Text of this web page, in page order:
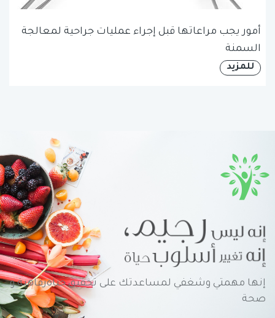
أمور يجب مراعاتها قبل إجراء عمليات جراحية لمعالجة
السمنة
للمزيد
إنها مهمتي وشغفي لمساعدتك على تحقيق حياةرفاهية و
صحة